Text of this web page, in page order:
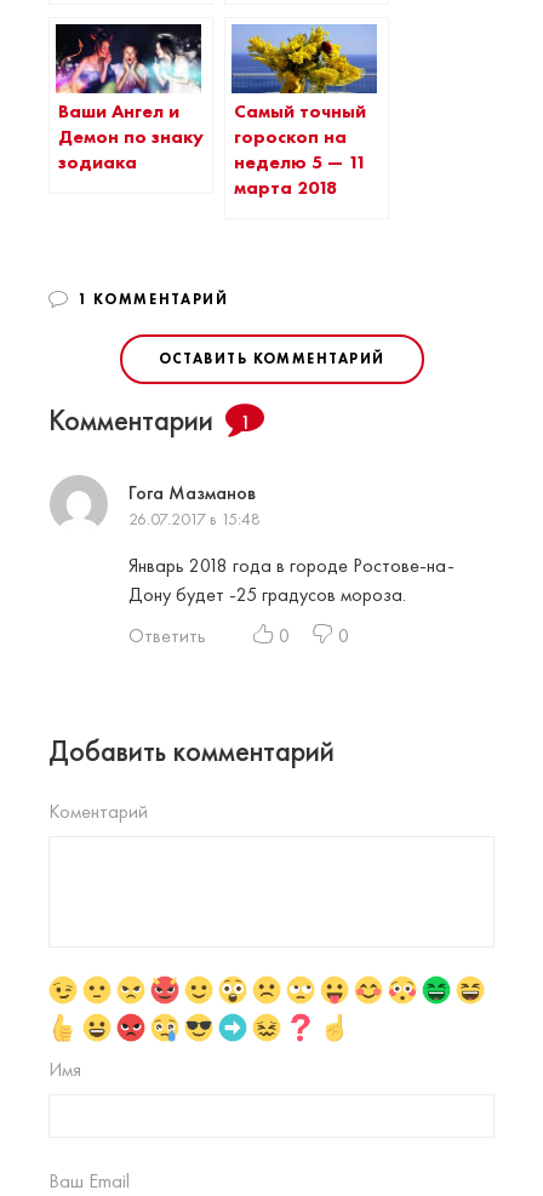
Ваши Ангел и
Демон по знаку
зодиака
Самый точный
гороскоп на
неделю 5 — 11
марта 2018
1 КОММЕНТАРИЙ
ОСТАВИТЬ КОММЕНТАРИЙ
Комментарии 1
Гога Мазманов
26.07.2017 в 15:48
Январь 2018 года в городе Ростове-на-
Дону будет -25 градусов мороза.
Ответить
0 0
Добавить комментарий
Коментарий
Имя
Ваш Email